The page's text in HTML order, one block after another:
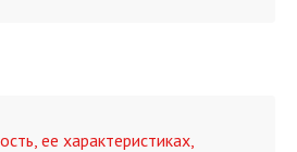
ее характеристиках,